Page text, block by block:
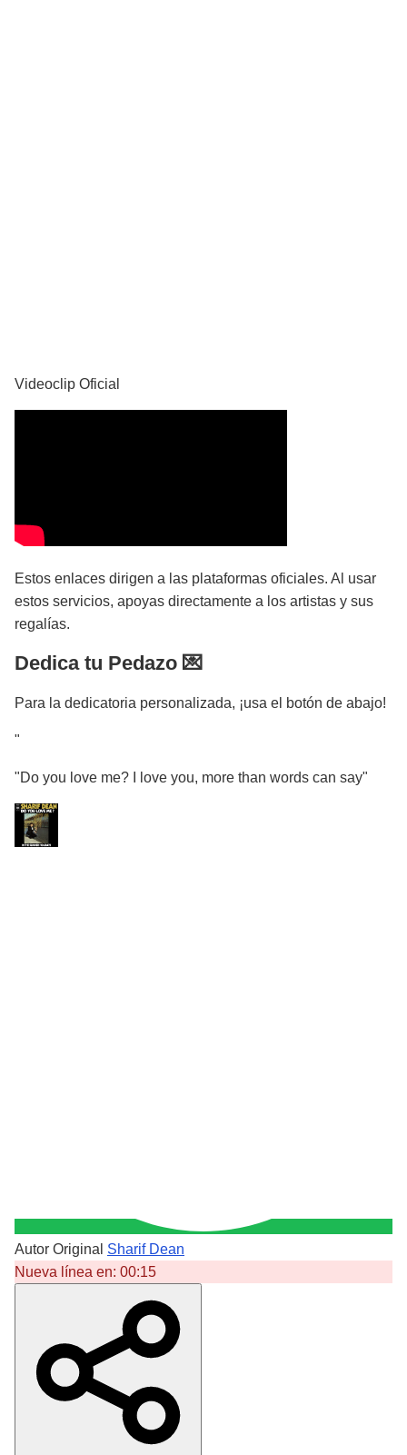
Videoclip Oficial
Estos enlaces dirigen a las plataformas oficiales. Al usar
estos servicios, apoyas directamente a los artistas y sus
regalías.
Dedica tu Pedazo 💌
Para la dedicatoria personalizada, ¡usa el botón de abajo!
"
"Do you love me? I love you, more than words can say"
Autor Original Sharif Dean
Nueva línea en: 00:15